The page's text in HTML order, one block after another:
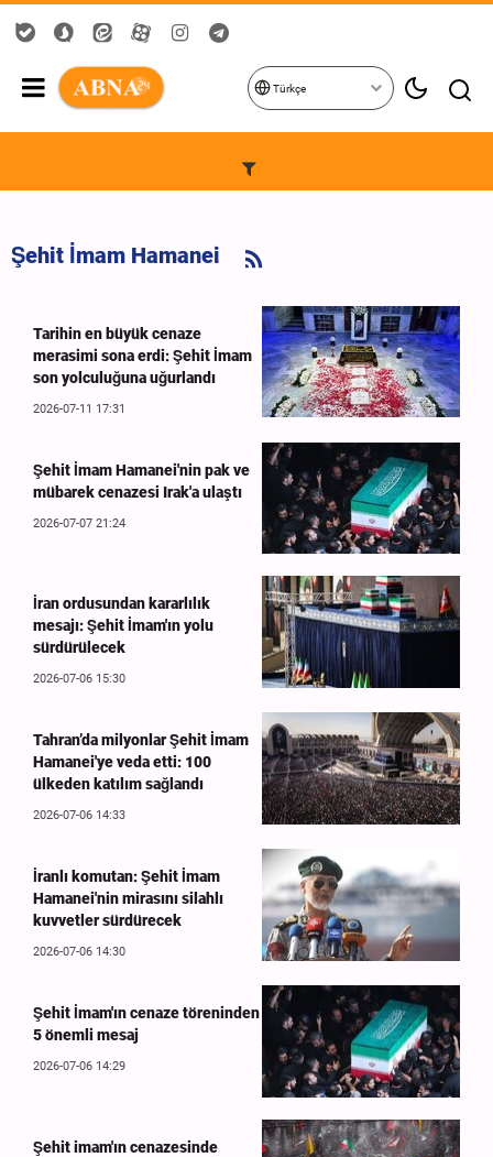
Türkçe
Şehit İmam Hamanei
Tarihin en büyük cenaze
merasimi sona erdi: Şehit İmam
son yolculuğuna uğurlandı
2026-07-11 17:31
Şehit İmam Hamanei'nin pak ve
mübarek cenazesi Irak'a ulaştı
2026-07-07 21:24
İran ordusundan kararlılık
mesajı: Şehit İmam'ın yolu
sürdürülecek
2026-07-06 15:30
Tahran’da milyonlar Şehit İmam
Hamanei'ye veda etti: 100
ülkeden katılım sağlandı
2026-07-06 14:33
İranlı komutan: Şehit İmam
Hamanei'nin mirasını silahlı
kuvvetler sürdürecek
2026-07-06 14:30
Şehit İmam'ın cenaze töreninden
5 önemli mesaj
2026-07-06 14:29
Şehit imam'ın cenazesinde